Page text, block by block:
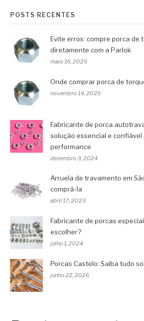
POSTS RECENTES
Evite erros: compre porca de
diretamente com a Parlok
maio 16, 2025
Onde comprar porca de
novembro 14, 2025
Fabricante de porca
solução essencial e
performance
dezembro 3, 2024
Arruela de travamento em
comprá-la
abril 17, 2023
Fabricante de porcas
escolher?
julho 1, 2024
Porcas Castelo: Saiba tudo
junho 22, 2026